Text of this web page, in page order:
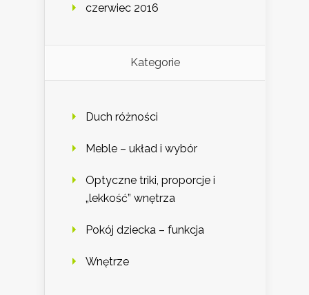
czerwiec 2016
Kategorie
Duch różności
Meble – układ i wybór
Optyczne triki, proporcje i
„lekkość” wnętrza
Pokój dziecka – funkcja
Wnętrze